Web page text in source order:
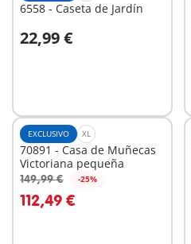
6558 - Caseta de Jardín
22,99 €
A la cesta
EXCLUSIVO XL
70891 - Casa de Muñecas
Victoriana pequeña
149,99 € -25%
112,49 €
A la cesta